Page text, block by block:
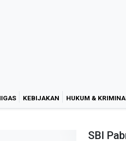
KEBIJAKAN HUKUM &
SBI